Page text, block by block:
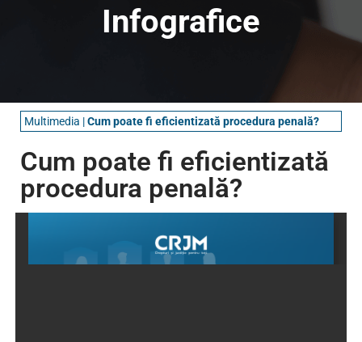
Infografice
Multimedia |Cum poate fi eficientizată procedura penală?
Cum poate fi eficientizată
procedura penală?